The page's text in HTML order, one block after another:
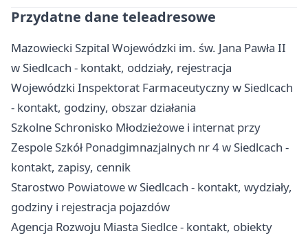
Przydatne dane teleadresowe
Mazowiecki Szpital Wojewódzki im. św. Jana Pawła II
w Siedlcach - kontakt, oddziały, rejestracja
Wojewódzki Inspektorat Farmaceutyczny w Siedlcach
- kontakt, godziny, obszar działania
Szkolne Schronisko Młodzieżowe i internat przy
Zespole Szkół Ponadgimnazjalnych nr 4 w Siedlcach -
kontakt, zapisy, cennik
Starostwo Powiatowe w Siedlcach - kontakt, wydziały,
godziny i rejestracja pojazdów
Agencja Rozwoju Miasta Siedlce - kontakt, obiekty